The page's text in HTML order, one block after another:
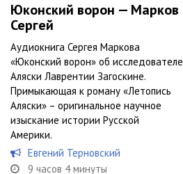
Юконский ворон — Марков
Сергей
Аудиокнига Сергея Маркова
«Юконский ворон» об исследователе
Аляски Лаврентии Загоскине.
Примыкающая к роману «Летопись
Аляски» – оригинальное научное
изыскание истории Русской
Америки.
Евгений Терновский
9 часов 4 минуты